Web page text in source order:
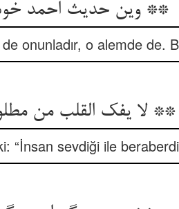
onunladır, o alemde de.
“İnsan sevdiği ile